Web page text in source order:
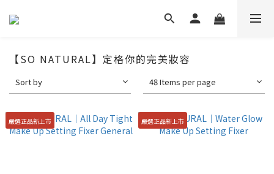
【SO NATURAL】定格你的完美妝容
Sort by 48 Items per page
嚴選正品新上市 嚴選正品新上市